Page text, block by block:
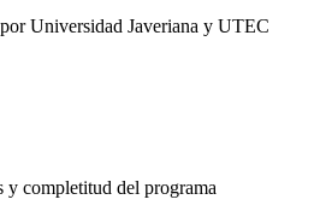
Universidad Javeriana y UTEC
y completitud del programa